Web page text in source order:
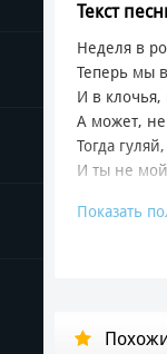
Текст
Неделя в
Теперь мы
И в клочья,
А может,
Тогда
И ты не
Зачем ты
Меня
Показать